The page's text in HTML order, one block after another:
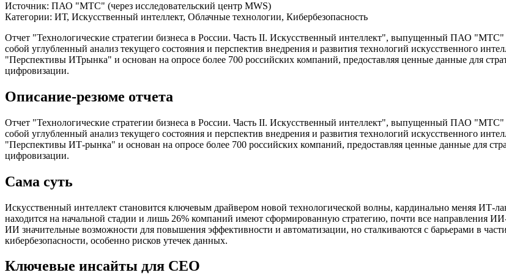
Источник: ПАО "МТС" (через исследовательский центр MWS)
Категории: ИТ, Искусственный интеллект, Облачные технологии, Кибербезопасность
Отчет "Технологические стратегии бизнеса в России. Часть II. Искусственный интеллект", выпущенный ПАО "МТС"
собой углубленный анализ текущего состояния и перспектив внедрения и развития технологий искусственного
"Перспективы ИТрынка" и основан на опросе более 700 российских компаний, предоставляя ценные данные для
цифровизации.
Описание-резюме отчета
Отчет "Технологические стратегии бизнеса в России. Часть II. Искусственный интеллект", выпущенный ПАО "МТС"
собой углубленный анализ текущего состояния и перспектив внедрения и развития технологий искусственного
"Перспективы ИТ-рынка" и основан на опросе более 700 российских компаний, предоставляя ценные данные для
цифровизации.
Сама суть
Искусственный интеллект становится ключевым драйвером новой технологической волны, кардинально меняя ИТ-
находится на начальной стадии и лишь 26% компаний имеют сформированную стратегию, почти все направления
ИИ значительные возможности для повышения эффективности и автоматизации, но сталкиваются с барьерами в
кибербезопасности, особенно рисков утечек данных.
Ключевые инсайты для СЕО